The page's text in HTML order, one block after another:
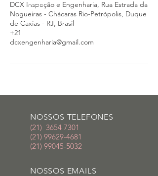
DCX Inspeção e Engenharia, Rua Estrada da
Nogueiras - Chácaras Rio-Petrópolis, Duque
de Caxias - RJ, Brasil
+21
dcxengenharia@gmail.com
NOSSOS TELEFONES
(21) 3654 7301
​(21) 99629-4681
​(21) 99045-5032
NOSSOS EMAILS